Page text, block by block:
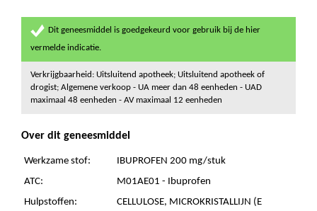
Dit geneesmiddel is goedgekeurd voor gebruik bij de hier
vermelde indicatie.
Verkrijgbaarheid: Uitsluitend apotheek; Uitsluitend apotheek of
drogist; Algemene verkoop - UA meer dan 48 eenheden - UAD
maximaal 48 eenheden - AV maximaal 12 eenheden
Over dit geneesmiddel
Werkzame stof:
IBUPROFEN 200 mg/stuk
ATC:
M01AE01 - Ibuprofen
Hulpstoffen:
CELLULOSE, MICROKRISTALLIJN (E